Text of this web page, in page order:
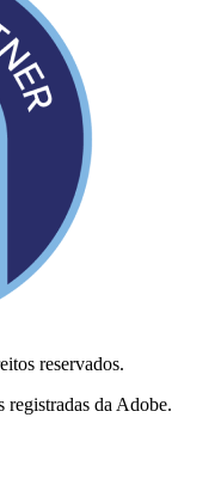
reservados.
registradas da Adobe.